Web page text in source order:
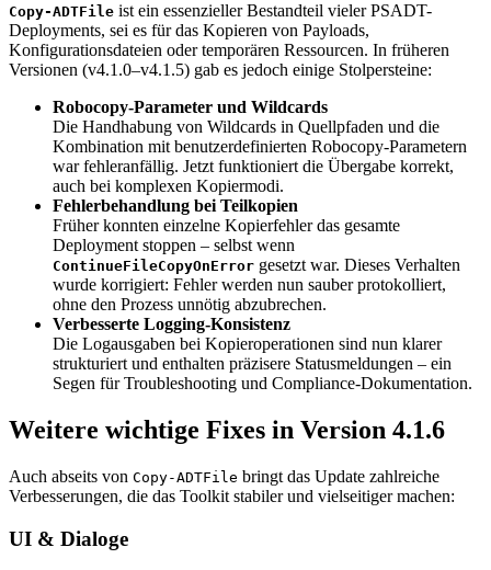
Copy-ADTFile ist ein essenzieller Bestandteil vieler PSADT-
Deployments, sei es für das Kopieren von Payloads,
Konfigurationsdateien oder temporären Ressourcen. In früheren
Versionen (v4.1.0–v4.1.5) gab es jedoch einige Stolpersteine:
Robocopy-Parameter und Wildcards
Die Handhabung von Wildcards in Quellpfaden und die
Kombination mit benutzerdefinierten Robocopy-Parametern
war fehleranfällig. Jetzt funktioniert die Übergabe korrekt,
auch bei komplexen Kopiermodi.
Fehlerbehandlung bei Teilkopien
Früher konnten einzelne Kopierfehler das gesamte
Deployment stoppen – selbst wenn
ContinueFileCopyOnError gesetzt war. Dieses Verhalten
wurde korrigiert: Fehler werden nun sauber protokolliert,
ohne den Prozess unnötig abzubrechen.
Verbesserte Logging-Konsistenz
Die Logausgaben bei Kopieroperationen sind nun klarer
strukturiert und enthalten präzisere Statusmeldungen – ein
Segen für Troubleshooting und Compliance-Dokumentation.
Weitere wichtige Fixes in Version 4.1.6
Auch abseits von Copy-ADTFile bringt das Update zahlreiche
Verbesserungen, die das Toolkit stabiler und vielseitiger machen:
UI & Dialoge